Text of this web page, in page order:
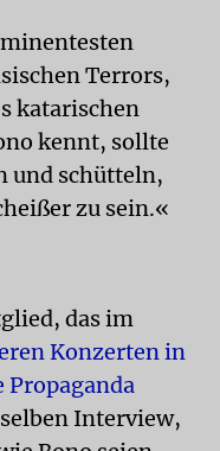
Terrors,
katarischen
kennt, sollte
und schütteln,
zu sein.«
das im
Konzerten in
Interview,